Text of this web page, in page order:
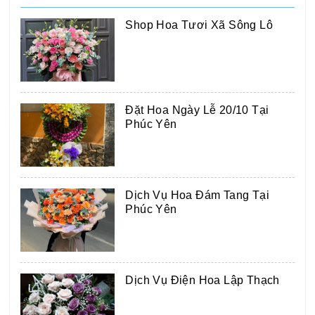
Shop Hoa Tươi Xã Sông Lô
Đặt Hoa Ngày Lễ 20/10 Tại
Phúc Yên
Dịch Vụ Hoa Đám Tang Tại
Phúc Yên
Dịch Vụ Điện Hoa Lập Thạch